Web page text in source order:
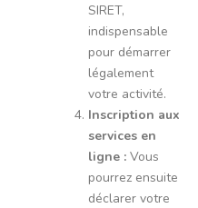
SIRET,
indispensable
pour démarrer
légalement
votre activité.
Inscription aux
services en
ligne :Vous
pourrez ensuite
déclarer votre